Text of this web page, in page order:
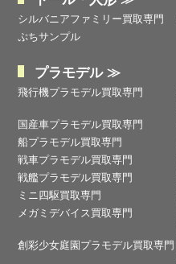
シルバニアファミリー買取専門
ぷちサンプル
プラモデル ≫
飛行機プラモデル買取専門
国産車プラモデル買取専門
船プラモデル買取専門
戦車プラモデル買取専門
戦艦プラモデル買取専門
ミニ四駆買取専門
メガミデバイス買取専門
創彩少女庭園プラモデル買取専門